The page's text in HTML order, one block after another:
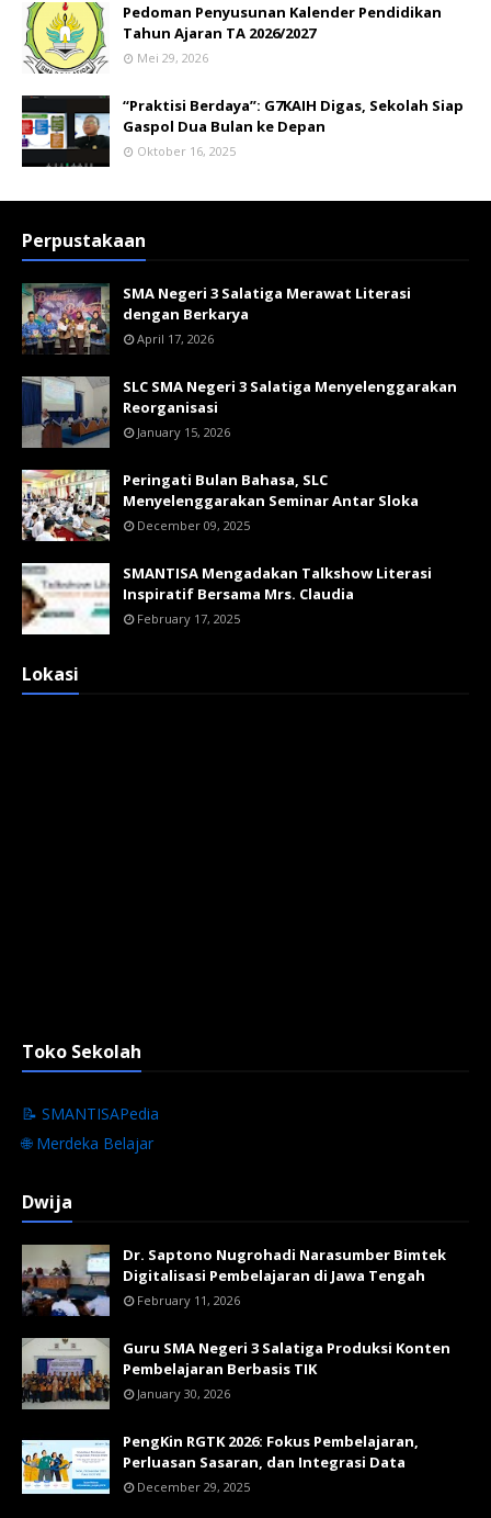
Pedoman Penyusunan Kalender Pendidikan
Tahun Ajaran TA 2026/2027
Mei 29, 2026
“Praktisi Berdaya”: G7KAIH Digas, Sekolah Siap
Gaspol Dua Bulan ke Depan
Oktober 16, 2025
Perpustakaan
SMA Negeri 3 Salatiga Merawat Literasi
dengan Berkarya
April 17, 2026
SLC SMA Negeri 3 Salatiga Menyelenggarakan
Reorganisasi
January 15, 2026
Peringati Bulan Bahasa, SLC
Menyelenggarakan Seminar Antar Sloka
December 09, 2025
SMANTISA Mengadakan Talkshow Literasi
Inspiratif Bersama Mrs. Claudia
February 17, 2025
Lokasi
Toko Sekolah
📝 SMANTISAPedia
🌐 Merdeka Belajar
Dwija
Dr. Saptono Nugrohadi Narasumber Bimtek
Digitalisasi Pembelajaran di Jawa Tengah
February 11, 2026
Guru SMA Negeri 3 Salatiga Produksi Konten
Pembelajaran Berbasis TIK
January 30, 2026
PengKin RGTK 2026: Fokus Pembelajaran,
Perluasan Sasaran, dan Integrasi Data
December 29, 2025